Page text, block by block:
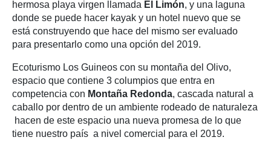
hermosa playa virgen llamada El Limón, y una laguna
donde se puede hacer kayak y un hotel nuevo que se
está construyendo que hace del mismo ser evaluado
para presentarlo como una opción del 2019.
Ecoturismo Los Guineos con su montaña del Olivo,
espacio que contiene 3 columpios que entra en
competencia con Montaña Redonda, cascada natural a
caballo por dentro de un ambiente rodeado de naturaleza
hacen de este espacio una nueva promesa de lo que
tiene nuestro país a nivel comercial para el 2019.